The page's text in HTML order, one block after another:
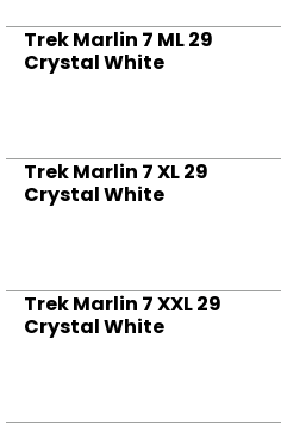
Trek Marlin 7 ML 29
Crystal White
Trek Marlin 7 XL 29
Crystal White
Trek Marlin 7 XXL 29
Crystal White